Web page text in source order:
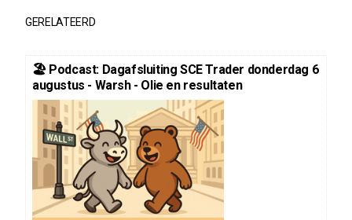
GERELATEERD
🏖️ Podcast: Dagafsluiting SCE Trader donderdag 6
augustus - Warsh - Olie en resultaten